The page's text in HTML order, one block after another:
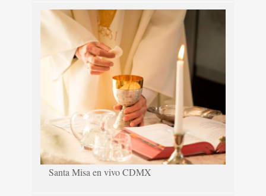
Santa Misa en vivo CDMX